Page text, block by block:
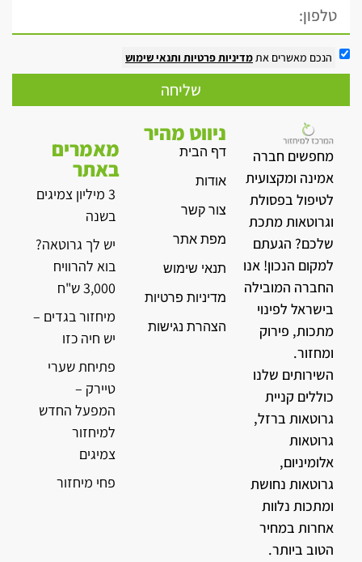
הנכם מאשרים אתמדיניות פרטיות ותנאי שימוש
שליחה
מחפשים חברה
אמינה ומקצועית
לטיפול בפסולת
וגרוטאות מתכת
שלכם? הגעתם
למקום הנכון! אנו
החברה המובילה
בישראל לפינוי
מתכות, פירוק
ומחזור.
השירותים שלנו
כוללים קניית
גרוטאות ברזל,
גרוטאות
אלומיניום,
גרוטאות נחושת
ומתכות נלוות
אחרות במחיר
הטוב ביותר.
ניווט מהיר
דף הבית
אודות
צור קשר
מפת אתר
תנאי שימוש
מדיניות פרטיות
הצהרת נגישות
מאמרים
באתר
3 מיליון צמיגים
בשנה
יש לך גרוטאה?
בוא להרוויח
3,000 ש"ח
מיחזור בגדים –
יש חיה כזו
פתיחת שערי
טיירק –
המפעל החדש
למיחזור
צמיגים
פחי מיחזור